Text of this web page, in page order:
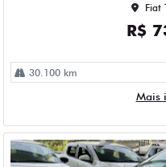
Fiat
R$
30.100 km
Mais